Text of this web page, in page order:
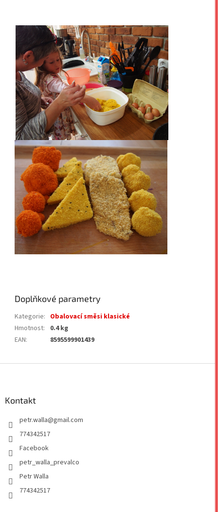
Doplňkové parametry
Kategorie: Obalovací směsi klasické
Hmotnost:
0.4 kg
EAN: 8595599901439
Kontakt
petr.walla@gmail.com
774342517
Facebook
petr_walla_prevalco
Petr Walla
774342517